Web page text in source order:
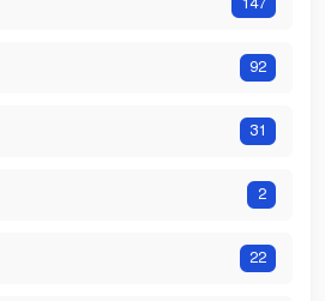
147
92
31
2
22